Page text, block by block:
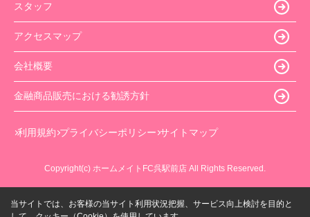
スタッフ
アクセスマップ
会社概要
金融商品販売における勧誘方針
利用規約 プライバシーポリシー サイトマップ
Copyright(c) ホームメイトFC呉駅前店 All Rights Reserved.
当サイトでは、お客様の当サイト利用状況把握、サービス向上検討を目的と